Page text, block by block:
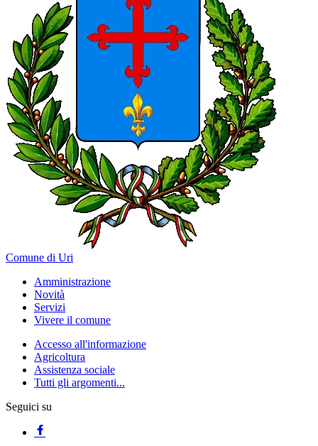
Comune di Uri
Amministrazione
Novità
Servizi
Vivere il comune
Accesso all'informazione
Agricoltura
Assistenza sociale
Tutti gli argomenti...
Seguici su